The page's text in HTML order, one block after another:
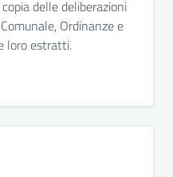
delle deliberazioni
Ordinanze e
loro estratti.